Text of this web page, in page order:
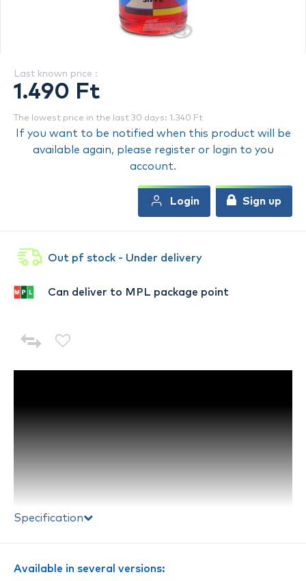
Specification
Available in several versions:
Out pf stock - Under delivery
Can deliver to MPL package point
Last known price :
1.490 Ft
The lowest price in the last 30 days: 1.340 Ft
If you want to be notified when this product will be
available again, please register or login to you
account.
Login Sign up